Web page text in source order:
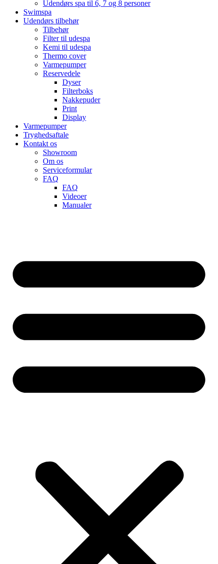
Udendørs spa til 6, 7 og 8 personer
Swimspa
Udendørs tilbehør
Tilbehør
Filter til udespa
Kemi til udespa
Thermo cover
Varmepumper
Reservedele
Dyser
Filterboks
Nakkepuder
Print
Display
Varmepumper
Tryghedsaftale
Kontakt os
Showroom
Om os
Serviceformular
FAQ
FAQ
Videoer
Manualer